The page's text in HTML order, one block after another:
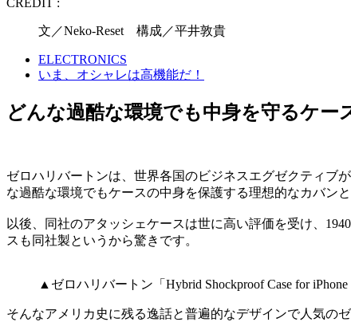
文／Neko-Reset 構成／平井敦貴
ELECTRONICS
いま、オシャレは高機能だ！
どんな過酷な環境でも中身を守るケー
ゼロハリバートンは、世界各国のビジネスエグゼクティブ
な過酷な環境でもケースの中身を保護する理想的なカバン
以後、同社のアタッシェケースは世に高い評価を受け、
スも同社製というから驚きです。
▲ゼロハリバートン「Hybrid Shockproof Case for
そんなアメリカ史に残る逸話と普遍的なデザインで人気の